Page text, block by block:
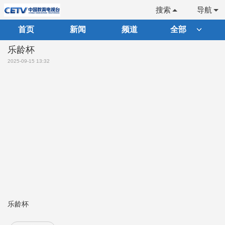
导航
搜索
首页 新闻 频道 全部
乐龄杯
2025-09-15 13:32
乐龄杯